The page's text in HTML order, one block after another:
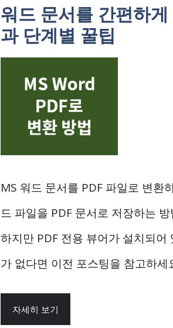
워드 문서를 간편하
과 단계별 꿀팁
MS 워드 문서를 PDF 파일로 변
드 파일을 PDF 문서로 저장하는
하지만 PDF 전용 뷰어가 설치되
가 없다면 이전 포스팅을 참고하세
자세히 보기